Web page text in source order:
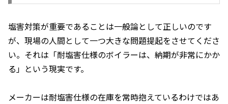
塩害対策が重要であることは一般論として正しいのです
が、現場の人間として一つ大きな問題提起をさせてくださ
い。それは「耐塩害仕様のボイラーは、納期が非常にかか
る」という現実です。
メーカーは耐塩害仕様の在庫を常時抱えているわけではあ